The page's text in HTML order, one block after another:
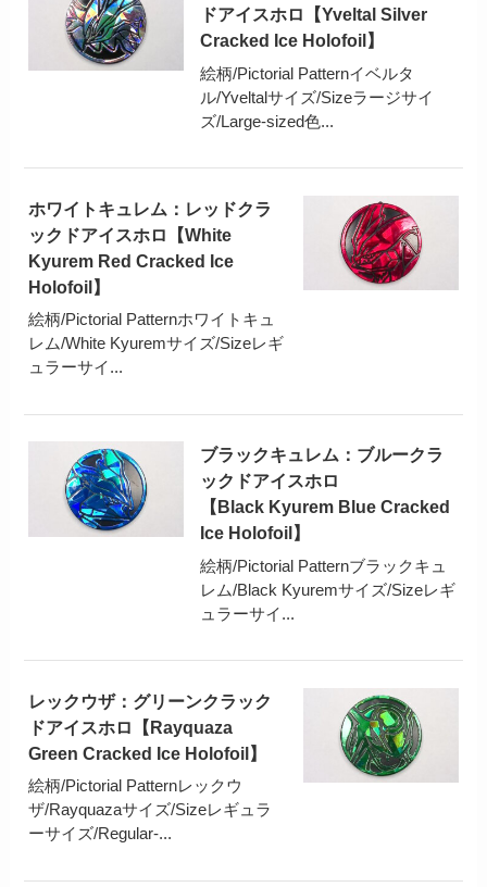
ドアイスホロ【Yveltal Silver
Cracked Ice Holofoil】
絵柄/Pictorial Patternイベルタ
ル/Yveltalサイズ/Sizeラージサイ
ズ/Large-sized色...
ホワイトキュレム：レッドクラ
ックドアイスホロ【White
Kyurem Red Cracked Ice
Holofoil】
絵柄/Pictorial Patternホワイトキュ
レム/White Kyuremサイズ/Sizeレギ
ュラーサイ...
ブラックキュレム：ブルークラ
ックドアイスホロ
【Black Kyurem Blue Cracked
Ice Holofoil】
絵柄/Pictorial Patternブラックキュ
レム/Black Kyuremサイズ/Sizeレギ
ュラーサイ...
レックウザ：グリーンクラック
ドアイスホロ【Rayquaza
Green Cracked Ice Holofoil】
絵柄/Pictorial Patternレックウ
ザ/Rayquazaサイズ/Sizeレギュラ
ーサイズ/Regular-...